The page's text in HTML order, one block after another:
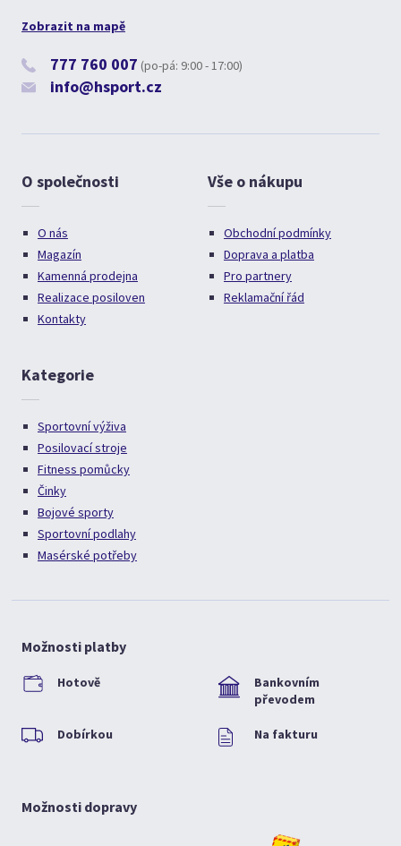
Zobrazit na mapě
777 760 007 (po-pá: 9:00 - 17:00)
info@hsport.cz
O společnosti
O nás
Magazín
Kamenná prodejna
Realizace posiloven
Kontakty
Vše o nákupu
Obchodní podmínky
Doprava a platba
Pro partnery
Reklamační řád
Kategorie
Sportovní výživa
Posilovací stroje
Fitness pomůcky
Činky
Bojové sporty
Sportovní podlahy
Masérské potřeby
Možnosti platby
Hotově
Bankovním
převodem
Dobírkou Na fakturu
Možnosti dopravy